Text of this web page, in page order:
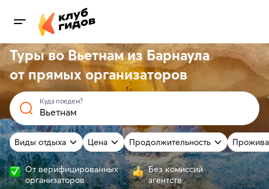
Туры во Вьетнам из Барнаула
отпрямыхорганизаторов
Куда поедем?
Виды отдыха Цена Продолжительность
От верифицированных
организаторов
Без комиссий
агентств